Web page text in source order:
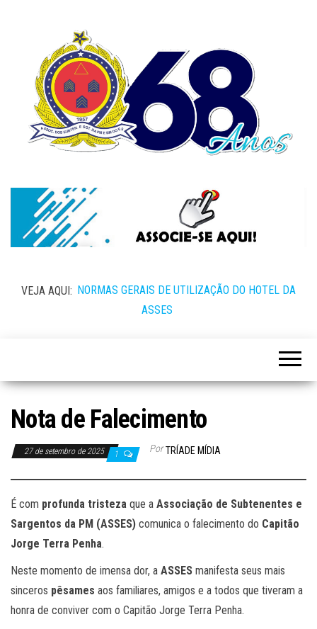
VEJA AQUI: NORMAS GERAIS DE UTILIZAÇÃO DO HOTEL DA
ASSES
Nota de Falecimento
27 de setembro de 2025 1 Por TRÍADE MÍDIA
É com profunda tristeza que a Associação de Subtenentes e
Sargentos da PM (ASSES) comunica o falecimento do Capitão
Jorge Terra Penha.
Neste momento de imensa dor, a ASSES manifesta seus mais
sinceros pêsames aos familiares, amigos e a todos que tiveram a
honra de conviver com o Capitão Jorge Terra Penha.